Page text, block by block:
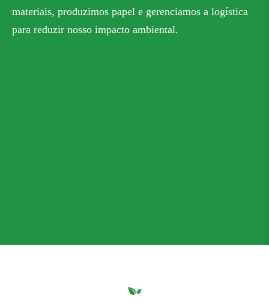
materiais, produzimos papel e gerenciamos a logística
para reduzir nosso impacto ambiental.